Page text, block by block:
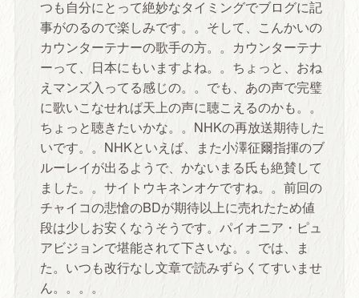
つも自分にとって絶妙なタイミングでブログに記
事がのるので楽しみです。。そして、こんかいの
カウンターテナーの歌手の方。。カウンターテナ
ーって、日本にもいますよね。。ちょっと、おね
えマンズ入ってる感じの。。でも、あの声で完璧
に歌いこなせれば天上の声に聴こえるのかも。。
ちょっと聴きたいかな。。NHKの再放送期待した
いです。。NHKといえば、また小澤征爾指揮のブ
ルーレイが出るようで、かないまる氏も絶賛して
ました。。サイトウキネンオケですね。。前回の
チャイコの悲愴のBDが期待以上に売れたため値
段は少しお安くなうそうです。パイオニア・ピュ
アビジョンで堪能されて下さいな。。では、ま
た。いつも改行なし文章で読みずらくてすいませ
ん。。。。